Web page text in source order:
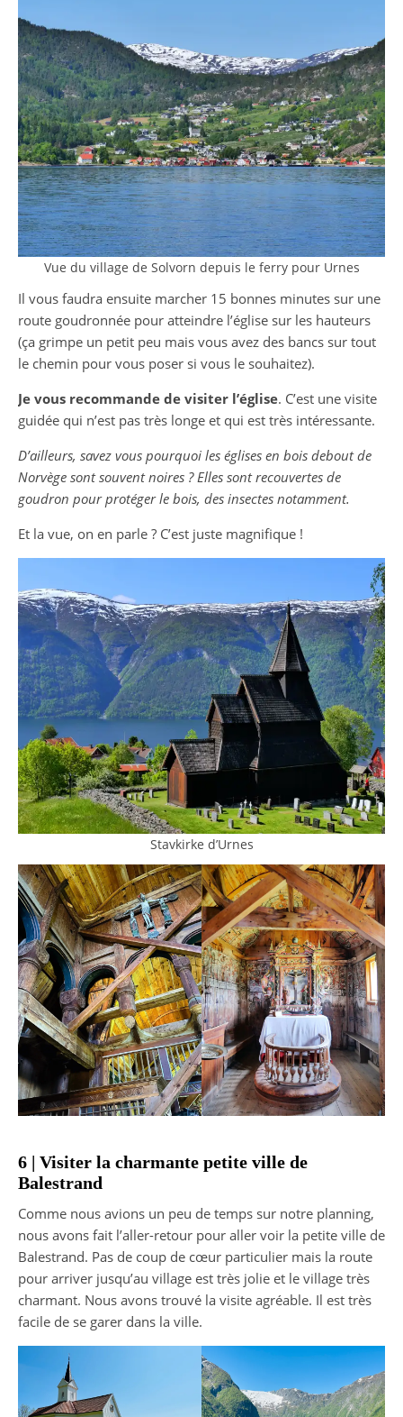
Vue du village de Solvorn depuis le ferry pour Urnes
Il vous faudra ensuite marcher 15 bonnes minutes sur une
route goudronnée pour atteindre l’église sur les hauteurs
(ça grimpe un petit peu mais vous avez des bancs sur tout
le chemin pour vous poser si vous le souhaitez).
Je vous recommande de visiter l’église. C’est une visite
guidée qui n’est pas très longe et qui est très intéressante.
D’ailleurs, savez vous pourquoi les églises en bois debout de
Norvège sont souvent noires ? Elles sont recouvertes de
goudron pour protéger le bois, des insectes notamment.
Et la vue, on en parle ? C’est juste magnifique !
Stavkirke d’Urnes
6 | Visiter la charmante petite ville de
Balestrand
Comme nous avions un peu de temps sur notre planning,
nous avons fait l’aller-retour pour aller voir la petite ville de
Balestrand. Pas de coup de cœur particulier mais la route
pour arriver jusqu’au village est très jolie et le village très
charmant. Nous avons trouvé la visite agréable. Il est très
facile de se garer dans la ville.